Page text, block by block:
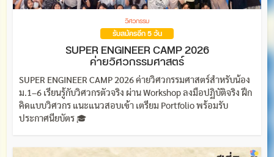
วิศวกรรม
รับสมัครอีก 5 วัน
SUPER ENGINEER CAMP 2026
ค่ายวิศวกรรมศาสตร์
SUPER ENGINEER CAMP 2026 ค่ายวิศวกรรมศาสตร์สำหรับน้อง
ม.1–6 เรียนรู้กับวิศวกรตัวจริง ผ่าน Workshop ลงมือปฏิบัติจริง ฝึก
คิดแบบวิศวกร แนะแนวสอบเข้า เตรียม Portfolio พร้อมรับ
ประกาศนียบัตร 🎓